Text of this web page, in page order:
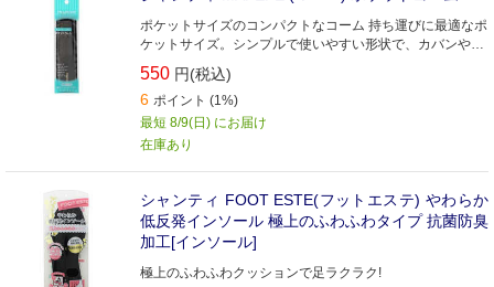
ポケットサイズのコンパクトなコーム 持ち運びに最適なポ
ケットサイズ。シンプルで使いやすい形状で、カバンやポ
ケットに入れやすい携帯ケース付き。
550 円(税込)
6 ポイント (1%)
最短 8/9(日) にお届け
在庫あり
シャンティ FOOT ESTE(フットエステ) やわらか
低反発インソール 極上のふわふわタイプ 抗菌防臭
加工[インソール]
極上のふわふわクッションで足ラクラク!